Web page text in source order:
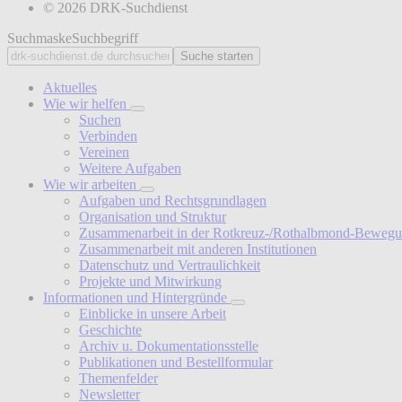
© 2026 DRK-Suchdienst
SuchmaskeSuchbegriff
Suche starten
Aktuelles
Wie wir helfen
Suchen
Verbinden
Vereinen
Weitere Aufgaben
Wie wir arbeiten
Aufgaben und Rechtsgrundlagen
Organisation und Struktur
Zusammenarbeit in der Rotkreuz-/Rothalbmond-
Zusammenarbeit mit anderen Institutionen
Datenschutz und Vertraulichkeit
Projekte und Mitwirkung
Informationen und Hintergründe
Einblicke in unsere Arbeit
Geschichte
Archiv u. Dokumentationsstelle
Publikationen und Bestellformular
Themenfelder
Newsletter